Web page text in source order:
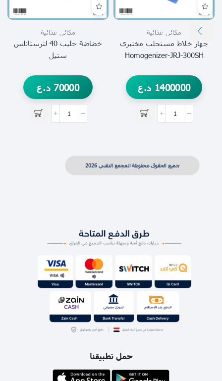
مكائن غذائية
جهاز خلاط مستحلب مختبري
Homogenizer-JRJ-300SH
1400000 د.ع
مكائن غذائية
خضاضة حليب 40 لترستانلس
ستيل
70000 د.ع
جميع الحقوق محفوظة المجمع التقني 2026
حمل تطبيقنا